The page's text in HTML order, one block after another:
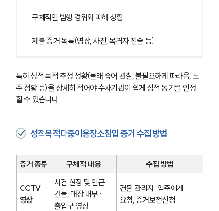
팀소개
대륜의 강점
오시는 길
글로벌 파트너 로펌
주요 업무사례
사례분석/최신동향
법률정보
법률지식인
구체적인 범행 경위와 피해 상황
제출 증거 목록(영상, 사진, 목격자 진술 등)
특히 성적 목적 추정 정황(몰래 숨어 관찰, 불필요하게 따라옴, 도
주 정황 등)을 상세히 적어야 수사기관이 쉽게 성적 동기를 인정
할 수 있습니다.
성적목적다중이용장소침입 증거 수집 방법
증거 종류 구체적 내용 수집 방법
CCTV
영상
사건 현장 및 인근
건물, 매장 내부·
출입구 영상
건물 관리자·업주에게
요청, 증거보전신청